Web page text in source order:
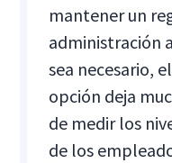
mantener un
administración
sea necesario,
opción deja
de medir los
de los